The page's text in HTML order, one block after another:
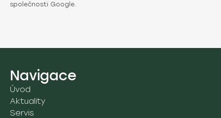
společnosti Google.
Navigace
Úvod
Aktuality
Servis